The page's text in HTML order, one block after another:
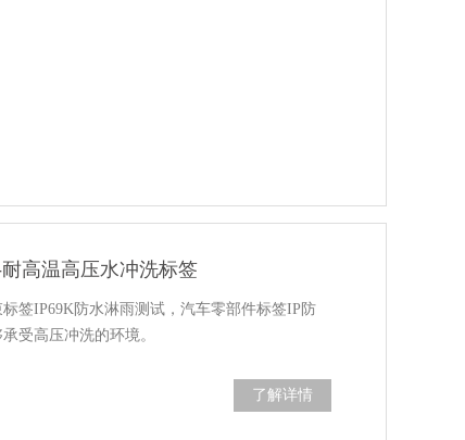
高温高压水冲洗标签
签IP69K防水淋雨测试，汽车零部件标签IP防
受高压冲洗的环境。
了解详情